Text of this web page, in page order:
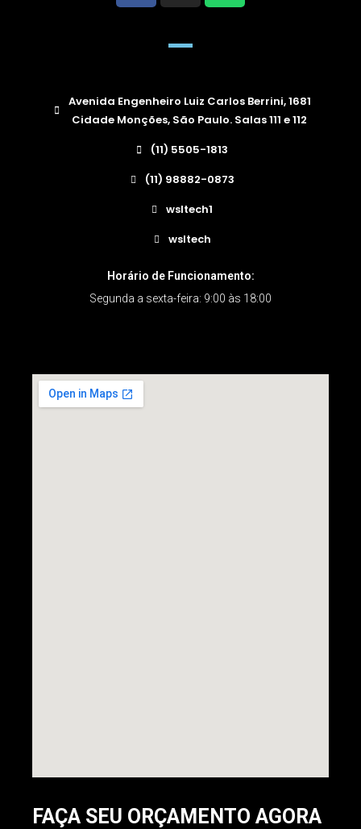
Avenida Engenheiro Luiz Carlos Berrini, 1681
Cidade Monções, São Paulo. Salas 111 e 112
(11) 5505-1813
(11) 98882-0873
wsltech1
wsltech
Horário de Funcionamento:
Segunda a sexta-feira: 9:00 às 18:00
FAÇA SEU ORÇAMENTO AGORA